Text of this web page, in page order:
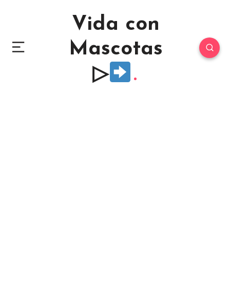
Vida con
Mascotas
▷